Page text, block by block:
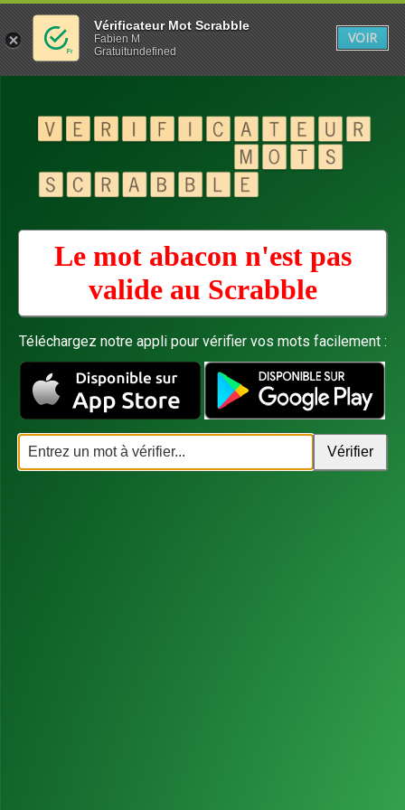
Le mot abacon n'est pas
valide au Scrabble
Téléchargez notre appli pour vérifier vos mots facilement :
Vérificateur Mot Scrabble
Fabien M
Gratuitundefined
VOIR